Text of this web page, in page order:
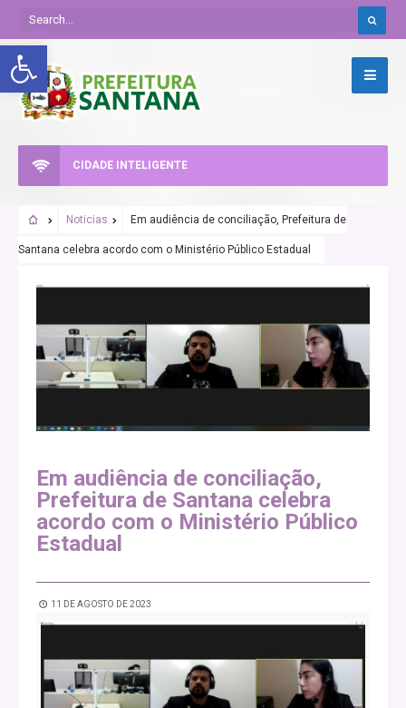
Abrir a barra de ferramentas
CIDADE INTELIGENTE
Noticias Em audiência de conciliação, Prefeitura de
Santana celebra acordo com o Ministério Público Estadual
Em audiência de conciliação,
Prefeitura de Santana celebra
acordo com o Ministério Público
Estadual
11 DE AGOSTO DE 2023